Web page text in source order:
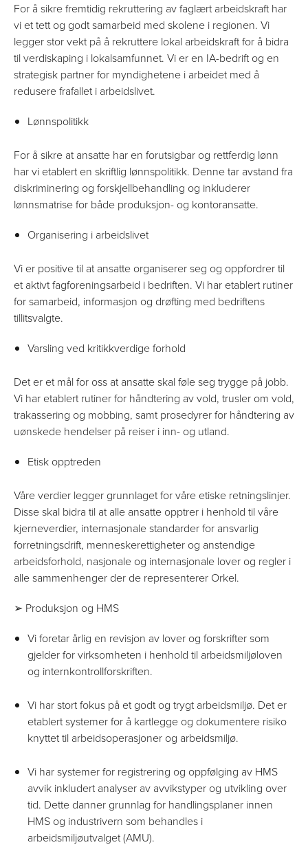
For å sikre fremtidig rekruttering av faglært arbeidskraft har
vi et tett og godt samarbeid med skolene i regionen. Vi
legger stor vekt på å rekruttere lokal arbeidskraft for å bidra
til verdiskaping i lokalsamfunnet. Vi er en IA-bedrift og en
strategisk partner for myndighetene i arbeidet med å
redusere frafallet i arbeidslivet.
Lønnspolitikk
For å sikre at ansatte har en forutsigbar og rettferdig lønn
har vi etablert en skriftlig lønnspolitikk. Denne tar avstand fra
diskriminering og forskjellbehandling og inkluderer
lønnsmatrise for både produksjon- og kontoransatte.
Organisering i arbeidslivet
Vi er positive til at ansatte organiserer seg og oppfordrer til
et aktivt fagforeningsarbeid i bedriften. Vi har etablert rutiner
for samarbeid, informasjon og drøfting med bedriftens
tillitsvalgte.
Varsling ved kritikkverdige forhold
Det er et mål for oss at ansatte skal føle seg trygge på jobb.
Vi har etablert rutiner for håndtering av vold, trusler om vold,
trakassering og mobbing, samt prosedyrer for håndtering av
uønskede hendelser på reiser i inn- og utland.
Etisk opptreden
Våre verdier legger grunnlaget for våre etiske retningslinjer.
Disse skal bidra til at alle ansatte opptrer i henhold til våre
kjerneverdier, internasjonale standarder for ansvarlig
forretningsdrift, menneskerettigheter og anstendige
arbeidsforhold, nasjonale og internasjonale lover og regler i
alle sammenhenger der de representerer Orkel.
➢ Produksjon og HMS
Vi foretar årlig en revisjon av lover og forskrifter som
gjelder for virksomheten i henhold til arbeidsmiljøloven
og internkontrollforskriften.
Vi har stort fokus på et godt og trygt arbeidsmiljø. Det er
etablert systemer for å kartlegge og dokumentere risiko
knyttet til arbeidsoperasjoner og arbeidsmiljø.
Vi har systemer for registrering og oppfølging av HMS
avvik inkludert analyser av avvikstyper og utvikling over
tid. Dette danner grunnlag for handlingsplaner innen
HMS og industrivern som behandles i
arbeidsmiljøutvalget (AMU).